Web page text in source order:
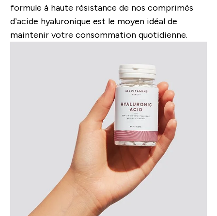
formule à haute résistance de nos comprimés
d’acide hyaluronique est le moyen idéal de
maintenir votre consommation quotidienne.